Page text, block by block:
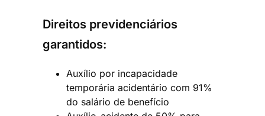
Direitos previdenciários
garantidos:
Auxílio por incapacidade
temporária acidentário com 91%
do salário de benefício